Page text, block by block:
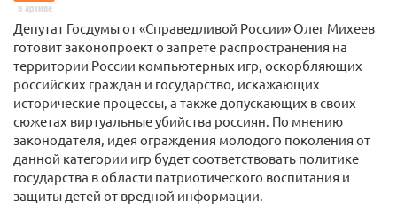
в архиве
Депутат Госдумы от «Справедливой России» Олег Михеев
готовит законопроект о запрете распространения на
территории России компьютерных игр, оскорбляющих
российских граждан и государство, искажающих
исторические процессы, а также допускающих в своих
сюжетах виртуальные убийства россиян. По мнению
законодателя, идея ограждения молодого поколения от
данной категории игр будет соответствовать политике
государства в области патриотического воспитания и
защиты детей от вредной информации.